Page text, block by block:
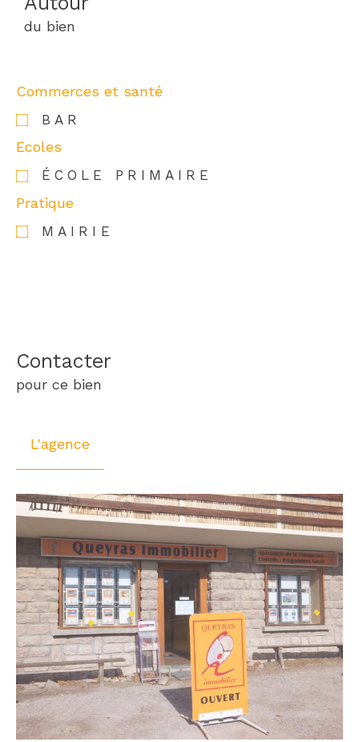
du bien
Commerces et santé
BAR
Ecoles
ÉCOLE PRIMAIRE
Pratique
MAIRIE
Contacter
pour ce bien
L'agence